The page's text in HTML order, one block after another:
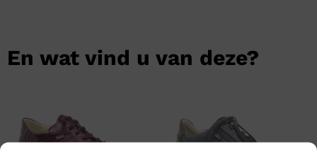
En wat vind u van deze?